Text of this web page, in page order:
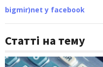
bigmir)net у facebook
Статті на тему